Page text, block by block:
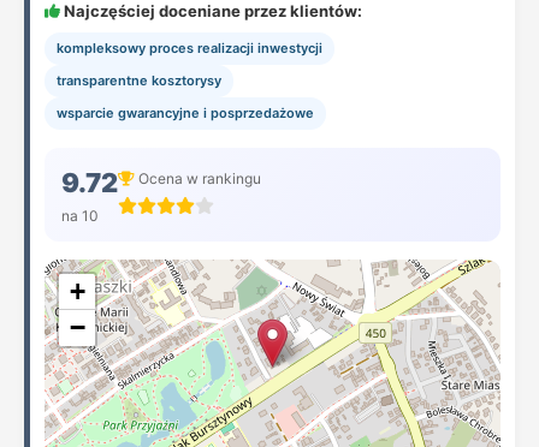
Najczęściej doceniane przez klientów:
kompleksowy proces realizacji inwestycji
transparentne kosztorysy
wsparcie gwarancyjne i posprzedażowe
9.72
na 10
Ocena w rankingu
+
−